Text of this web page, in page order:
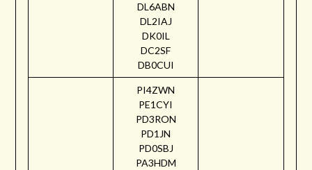
DL6ABN
DL2IAJ
DK0IL
DC2SF
DB0CUI
PI4ZWN
PE1CYI
PD3RON
PD1JN
PD0SBJ
PA3HDM